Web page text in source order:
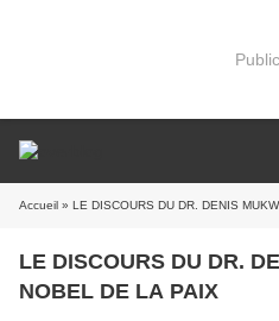
Accueil » LE DISCOURS DU DR. DENIS
LE DISCOURS DU DR.
NOBEL DE LA PAIX